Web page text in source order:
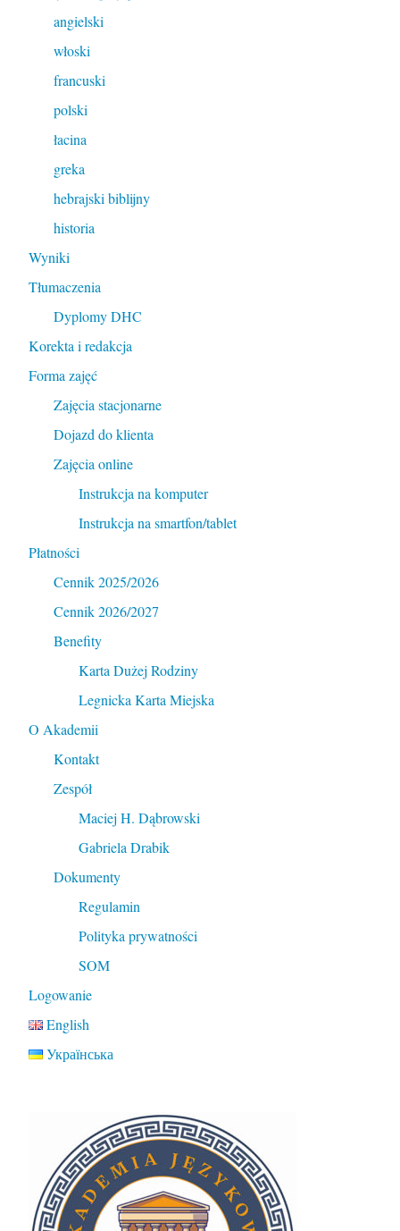
angielski
włoski
francuski
polski
łacina
greka
hebrajski biblijny
historia
Wyniki
Tłumaczenia
Dyplomy DHC
Korekta i redakcja
Forma zajęć
Zajęcia stacjonarne
Dojazd do klienta
Zajęcia online
Instrukcja na komputer
Instrukcja na smartfon/tablet
Płatności
Cennik 2025/2026
Cennik 2026/2027
Benefity
Karta Dużej Rodziny
Legnicka Karta Miejska
O Akademii
Kontakt
Zespół
Maciej H. Dąbrowski
Gabriela Drabik
Dokumenty
Regulamin
Polityka prywatności
SOM
Logowanie
English
Українська